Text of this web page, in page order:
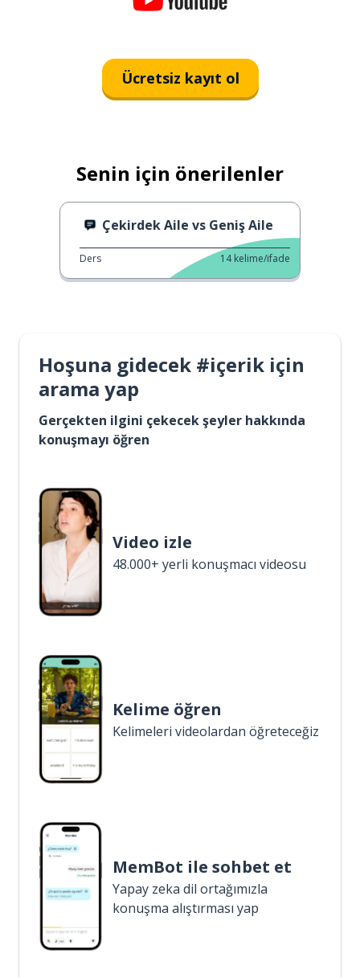
Ücretsiz kayıt ol
Senin için önerilenler
Çekirdek Aile vs Geniş Aile
Ders 14 kelime/ifade
Hoşuna gidecek #içerik için
arama yap
Gerçekten ilgini çekecek şeyler hakkında
konuşmayı öğren
Video izle
48.000+ yerli konuşmacı videosu
Kelime öğren
Kelimeleri videolardan öğreteceğiz
MemBot ile sohbet et
Yapay zeka dil ortağımızla
konuşma alıştırması yap